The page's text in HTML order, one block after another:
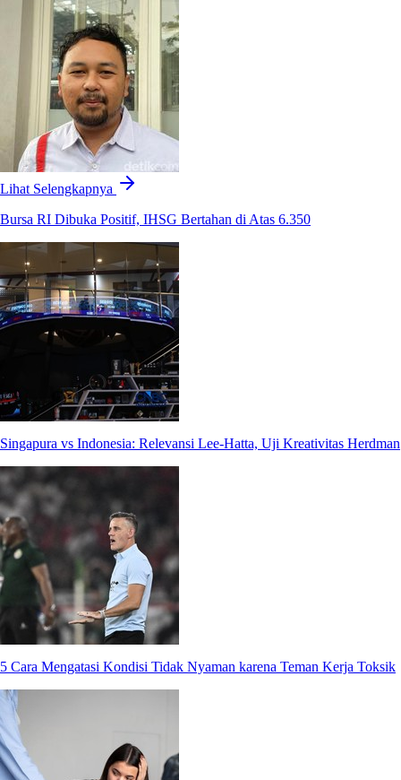
Lihat Selengkapnya
Bursa RI Dibuka Positif, IHSG Bertahan di Atas 6.350
Singapura vs Indonesia: Relevansi Lee-Hatta, Uji Kreativitas Herdman
5 Cara Mengatasi Kondisi Tidak Nyaman karena Teman Kerja Toksik